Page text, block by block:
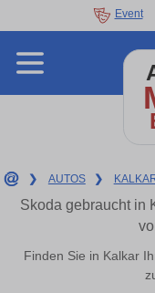
Event
❯ AUTOS ❯
Skoda gebraucht in
Finden Sie in Kalkar